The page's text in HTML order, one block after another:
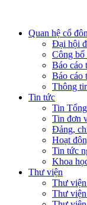
Quan hệ cổ
Đại hội
Công bố
Báo cáo
Báo cáo
Thông
Tin tức
Tin
Tin đơn
Đảng,
Hoạt
Tin tức
Khoa
Thư viện
Thư viện
Thư